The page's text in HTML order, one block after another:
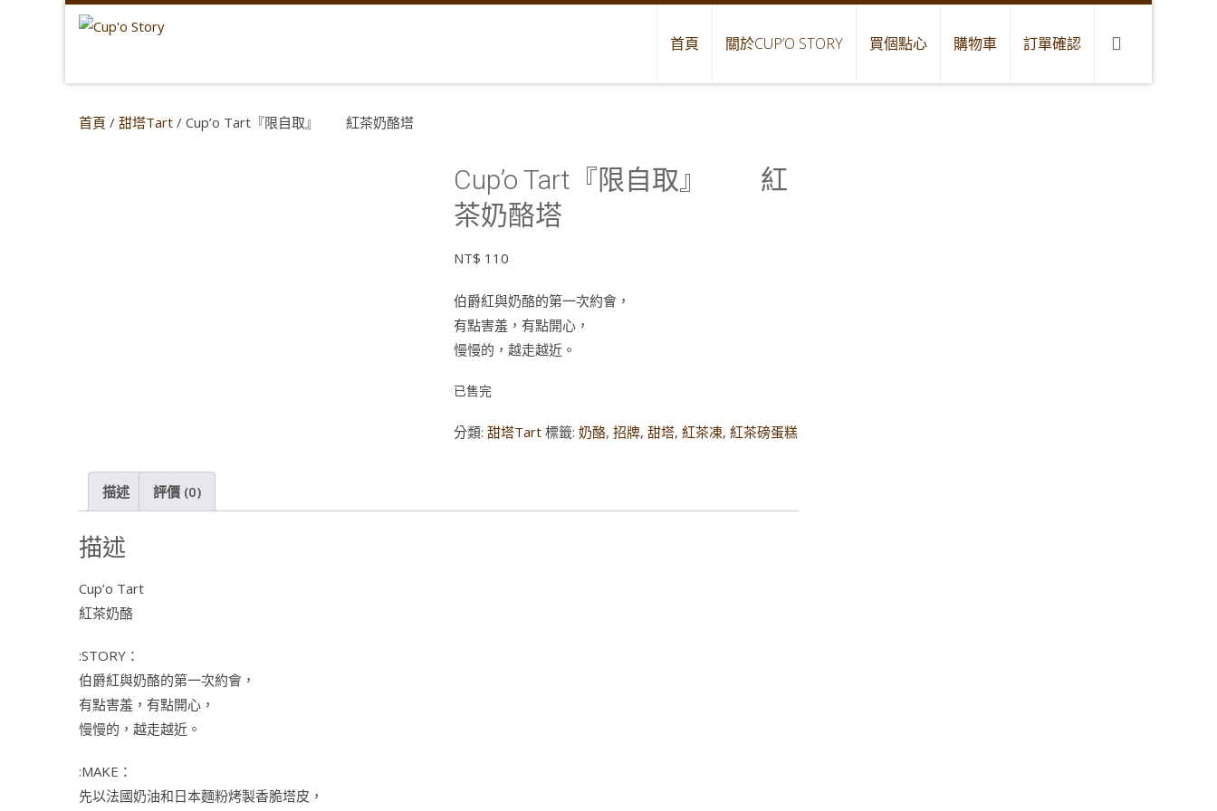
首頁 關於CUP’O STORY 買個點心 購物車 訂單確認
首頁 / 甜塔Tart / Cup’o Tart『限自取』 紅茶奶酪塔
Cup’o Tart『限自取』 紅
茶奶酪塔
NT$ 110
伯爵紅與奶酪的第一次約會，
有點害羞，有點開心，
慢慢的，越走越近。
已售完
分類: 甜塔Tart 標籤: 奶酪, 招牌, 甜塔, 紅茶凍, 紅茶磅蛋糕
描述 評價 (0)
描述
Cup’o Tart
紅茶奶酪
:STORY：
伯爵紅與奶酪的第一次約會，
有點害羞，有點開心，
慢慢的，越走越近。
:MAKE：
先以法國奶油和日本麵粉烤製香脆塔皮，